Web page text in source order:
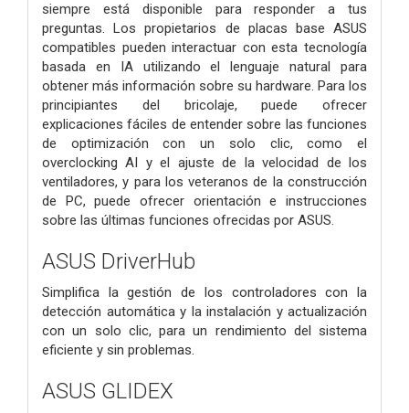
siempre está disponible para responder a tus
preguntas. Los propietarios de placas base ASUS
compatibles pueden interactuar con esta tecnología
basada en IA utilizando el lenguaje natural para
obtener más información sobre su hardware. Para los
principiantes del bricolaje, puede ofrecer
explicaciones fáciles de entender sobre las funciones
de optimización con un solo clic, como el
overclocking AI y el ajuste de la velocidad de los
ventiladores, y para los veteranos de la construcción
de PC, puede ofrecer orientación e instrucciones
sobre las últimas funciones ofrecidas por ASUS.
ASUS DriverHub
Simplifica la gestión de los controladores con la
detección automática y la instalación y actualización
con un solo clic, para un rendimiento del sistema
eficiente y sin problemas.
ASUS GLIDEX